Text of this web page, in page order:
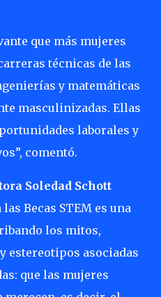
que más mujeres
técnicas de las
y matemáticas
masculinizadas. Ellas
laborales y
comentó.
Soledad Schott
Becas STEM es una
los mitos,
estereotipos asociadas
que las mujeres